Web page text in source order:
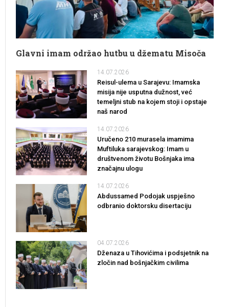
Glavni imam održao hutbu u džematu Misoča
14.07.2026
Reisul-ulema u Sarajevu: Imamska
misija nije usputna dužnost, već
temeljni stub na kojem stoji i opstaje
naš narod
14.07.2026
Uručeno 210 murasela imamima
Muftiluka sarajevskog: Imam u
društvenom životu Bošnjaka ima
značajnu ulogu
14.07.2026
Abdussamed Podojak uspješno
odbranio doktorsku disertaciju
04.07.2026
Dženaza u Tihovićima i podsjetnik na
zločin nad bošnjačkim civilima